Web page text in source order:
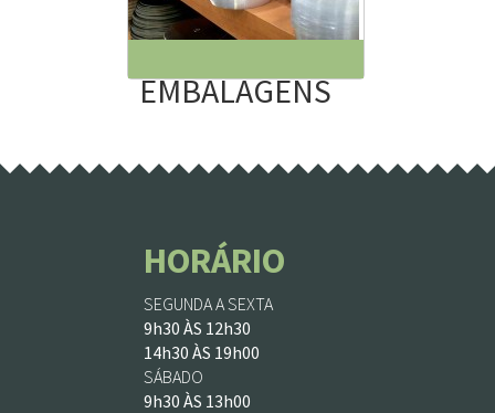
EMBALAGENS
HORÁRIO
SEGUNDA A SEXTA
9h30 ÀS 12h30
14h30 ÀS 19h00
SÁBADO
9h30 ÀS 13h00